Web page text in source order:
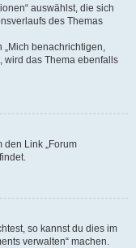
auswählst, die sich
des Themas
„Mich benachrichtigen,
wird das Thema ebenfalls
den Link „Forum
so kannst du dies im
verwalten“ machen.